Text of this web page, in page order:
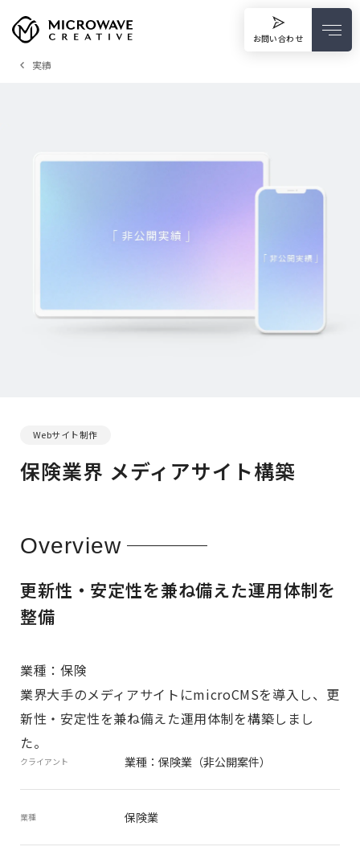
お問い合わせ
実績
Webサイト制作
保険業界 メディアサイト構築
Overview
更新性・安定性を兼ね備えた運用体制を
整備
業種：保険
業界大手のメディアサイトにmicroCMSを導入し、更
新性・安定性を兼ね備えた運用体制を構築しまし
た。
クライアント 業種：保険業（非公開案件）
業種 保険業